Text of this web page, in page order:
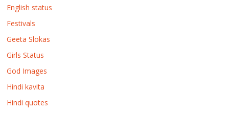
English status
Festivals
Geeta Slokas
Girls Status
God Images
Hindi kavita
Hindi quotes